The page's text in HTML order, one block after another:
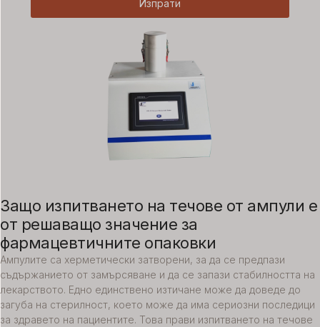
Изпрати
Защо изпитването на течове от ампули е
от решаващо значение за
фармацевтичните опаковки
Ампулите са херметически затворени, за да се предпази
съдържанието от замърсяване и да се запази стабилността на
лекарството. Едно единствено изтичане може да доведе до
загуба на стерилност, което може да има сериозни последици
за здравето на пациентите. Това прави изпитването на течове